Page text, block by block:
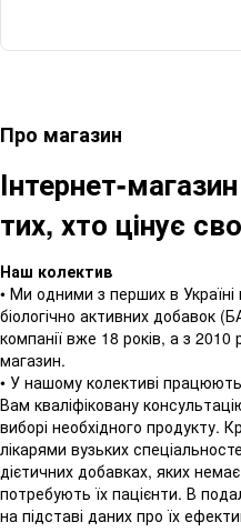
Про магазин
Інтернет-
тих, хто цінує
Наш колектив
• Ми одними з перших в
біологічно активних добавок
компанії вже 18 років, а з
магазин.
• У нашому колективі працюють
Вам кваліфіковану
виборі необхідного продукту.
лікарями вузьких
дієтичних добавках, яких
потребують їх пацієнти. В
на підставі даних про їх